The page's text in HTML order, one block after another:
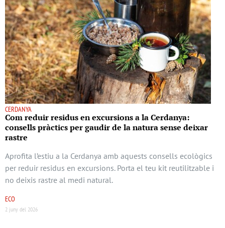
CERDANYA
Com reduir residus en excursions a la Cerdanya:
consells pràctics per gaudir de la natura sense deixar
rastre
Aprofita l’estiu a la Cerdanya amb aquests consells ecològics
per reduir residus en excursions. Porta el teu kit reutilitzable i
no deixis rastre al medi natural.
ECO
2 juny del 2026